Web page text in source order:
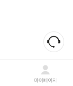
마이페이지